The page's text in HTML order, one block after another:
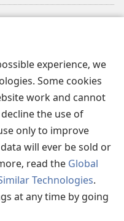
experience, we
Some cookies
work and cannot
the use of
only to improve
will ever be sold or
read the Global
Technologies.
at any time by going
Society of Pennsylvania.